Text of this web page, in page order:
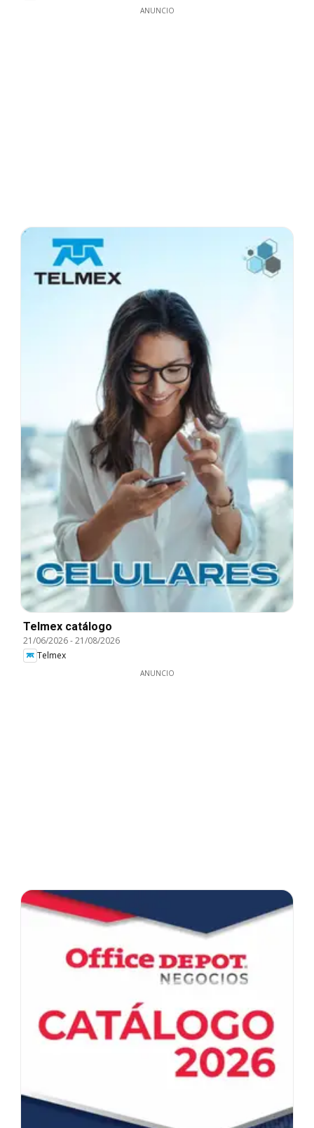
ANUNCIO
Telmex catálogo
21/06/2026-21/08/2026
Telmex
ANUNCIO